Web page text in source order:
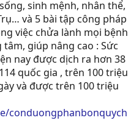
sinh mệnh, nhân thể,
và 5 bài tập công pháp
việc chửa lành mọi bệnh
giúp nâng cao : Sức
nay được dịch ra hơn 38
quốc gia , trên 100 triệu
và được trên 100 triệu
conduongphanbonquych